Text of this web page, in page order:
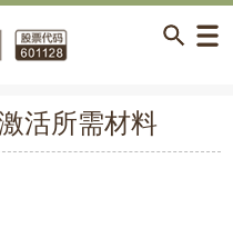
活所需材料